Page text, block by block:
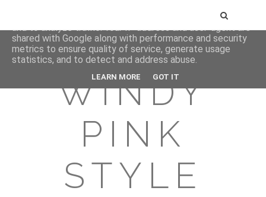
WINDY
PINK
STYLE
This site uses cookies from Google to deliver its services
and to analyze traffic. Your IP address and user-agent are
shared with Google along with performance and security
metrics to ensure quality of service, generate usage
statistics, and to detect and address abuse.
LEARN MORE GOT IT